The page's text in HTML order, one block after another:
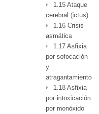
1.15 Ataque
cerebral (ictus)
1.16 Crisis
asmática
1.17 Asfixia
por sofocación
y
atragantamiento
1.18 Asfixia
por intoxicación
por monóxido